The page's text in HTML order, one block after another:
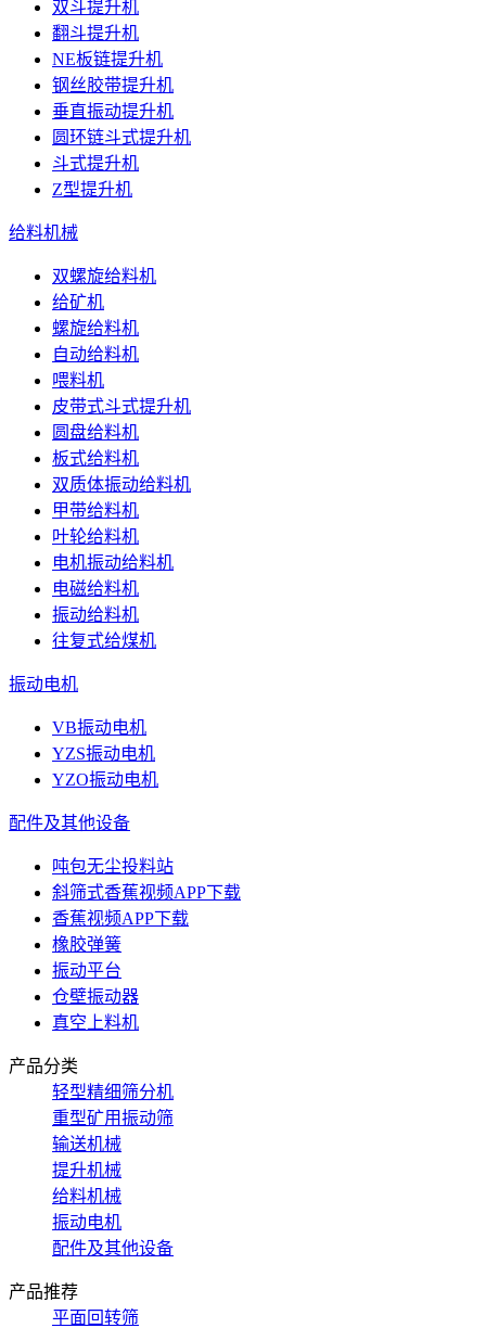
双斗提升机
翻斗提升机
NE板链提升机
钢丝胶带提升机
垂直振动提升机
圆环链斗式提升机
斗式提升机
Z型提升机
给料机械
双螺旋给料机
给矿机
螺旋给料机
自动给料机
喂料机
皮带式斗式提升机
圆盘给料机
板式给料机
双质体振动给料机
甲带给料机
叶轮给料机
电机振动给料机
电磁给料机
振动给料机
往复式给煤机
振动电机
VB振动电机
YZS振动电机
YZO振动电机
配件及其他设备
吨包无尘投料站
斜筛式香蕉视频APP下载
香蕉视频APP下载
橡胶弹簧
振动平台
仓壁振动器
真空上料机
产品分类
轻型精细筛分机
重型矿用振动筛
输送机械
提升机械
给料机械
振动电机
配件及其他设备
产品推荐
平面回转筛